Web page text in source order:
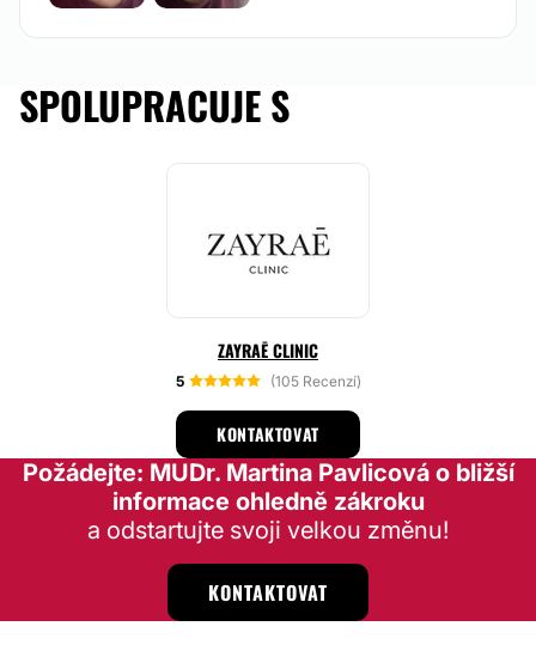
SPOLUPRACUJE S
ZAYRAĒ CLINIC
5 (105 Recenzí)
KONTAKTOVAT
Požádejte: MUDr. Martina Pavlicová o bližší
informace ohledně zákroku
a odstartujte svoji velkou změnu!
KONTAKTOVAT